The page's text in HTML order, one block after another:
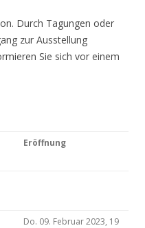
Durch Tagungen oder
zur Ausstellung
Sie sich vor einem
Eröffnung
Do. 09. Februar 2023, 19